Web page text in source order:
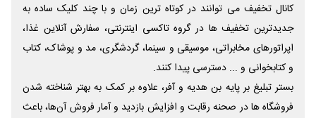
کانال تخفیف می توانند در کوتاه ترین زمان و با چند کلیک ساده به
جدیدترین تخفیف ها در گروه تاکسی اینترنتی، سفارش آنلاین غذا،
اپراتورهای مخابراتی، موسیقی و سینما، گردشگری، مد و پوشاک، کتاب
و کتابخوانی و ... دسترسی پیدا کنند.
بستر تبلیغ بر پایه بن هدیه و آفر، علاوه بر کمک به بهتر شناخته شدن
فروشگاه ها در صحنه رقابت و افزایش بازدید و آمار فروش آن‌ها، باعث